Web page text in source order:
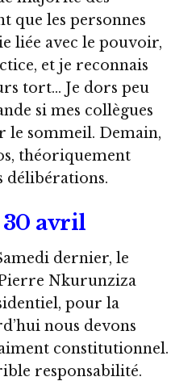
que les personnes
liée avec le pouvoir,
et je reconnais
tort… Je dors peu
si mes collègues
le sommeil. Demain,
théoriquement
délibérations.
avril
dernier, le
Nkurunziza
pour la
nous devons
constitutionnel.
responsabilité.